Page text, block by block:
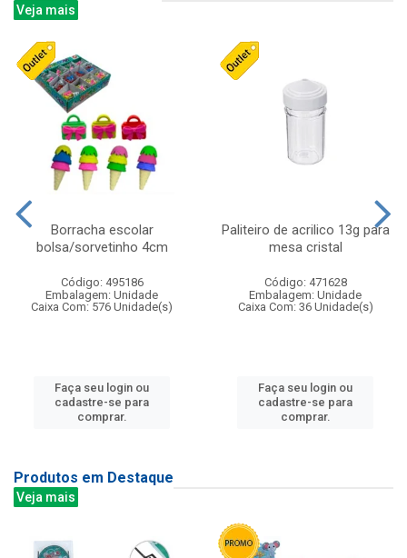
Veja mais
Borracha escolar
bolsa/sorvetinho 4cm
Código: 495186
Embalagem: Unidade
Caixa Com: 576 Unidade(s)
Faça seu login ou
cadastre-se para
comprar.
Paliteiro de acrilico 13g para
mesa cristal
Código: 471628
Embalagem: Unidade
Caixa Com: 36 Unidade(s)
Faça seu login ou
cadastre-se para
comprar.
Produtos em Destaque
Veja mais